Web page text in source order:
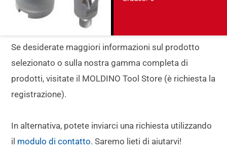
Se desiderate maggiori informazioni sul prodotto
selezionato o sulla nostra gamma completa di
prodotti, visitate il MOLDINO Tool Store (è richiesta la
registrazione).
In alternativa, potete inviarci una richiesta utilizzando
il modulo di contatto. Saremo lieti di aiutarvi!